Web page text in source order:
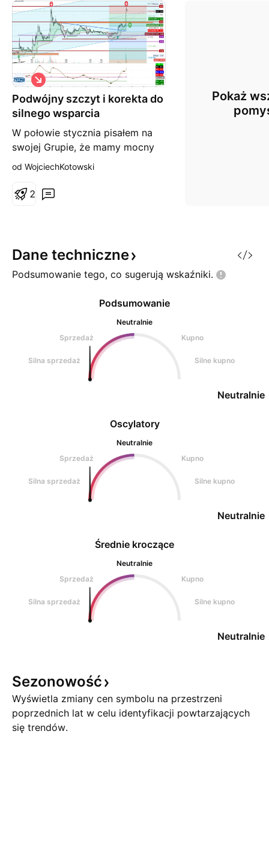
Podwójny szczyt i korekta do
silnego wsparcia
W połowie stycznia pisałem na
swojej Grupie, że mamy mocny
sygnał kupna akcji #ZRE przy
kurs dotarł do 4,86, skąd
wsparcie to dosyć szeroka strefa
między 2,64 zł, a zniesieniem
50% fibo cał
S
h
o
t
od WojciechKotowski
2
Pokaż
Dane techniczne
Podsumowanie tego, co sugerują wskaźniki.
Oscylatory
Neutralnie
Sprzedaż
Kupno
Silna sprzedaż Silne kupno
Neutralnie
Podsumowanie
Neutralnie
Sprzedaż
Kupno
Silna sprzedaż Silne kupno
Neutralnie
Średnie kroczące
Neutralnie
Sprzedaż
Kupno
Silna sprzedaż Silne kupno
Neutralnie
Sezonowość
Wyświetla zmiany cen symbolu na przestrzeni
poprzednich lat w celu identyfikacji powtarzających
się trendów.